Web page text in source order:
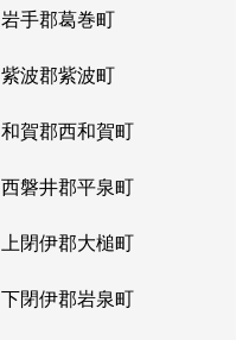
岩手郡葛巻町
紫波郡紫波町
和賀郡西和賀町
西磐井郡平泉町
上閉伊郡大槌町
下閉伊郡岩泉町